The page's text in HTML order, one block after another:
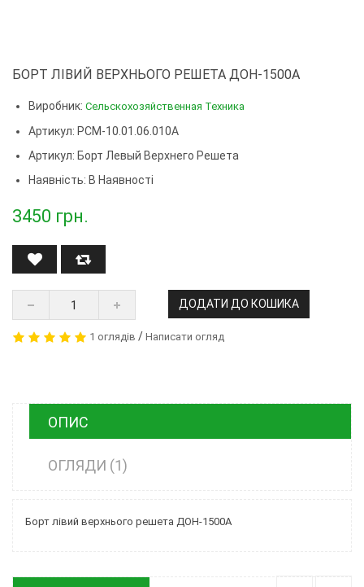
БОРТ ЛІВИЙ ВЕРХНЬОГО РЕШЕТА ДОН-1500А
Виробник: Сельскохозяйственная Техника
Артикул: РСМ-10.01.06.010А
Артикул: Борт Левый Верхнего Решета
Наявність: В Наявності
3450 грн.
ДОДАТИ ДО КОШИКА
1 оглядів / Написати огляд
ОПИС
ОГЛЯДИ (1)
Борт лівий верхнього решета ДОН-1500А